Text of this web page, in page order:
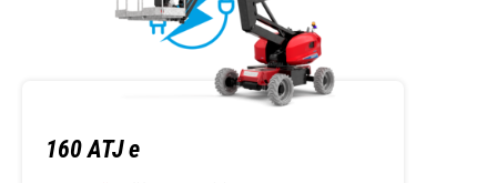
160 ATJ e